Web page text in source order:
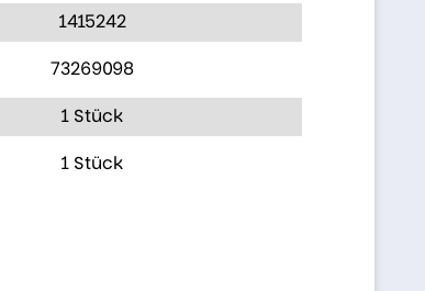
1415242
73269098
1 Stück
1 Stück